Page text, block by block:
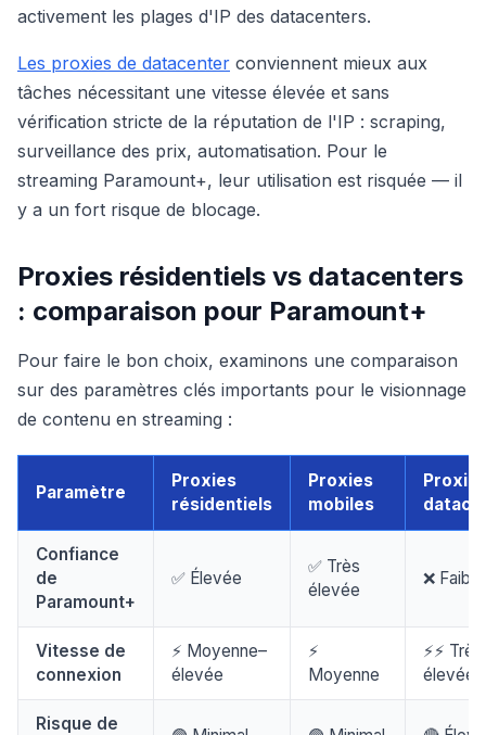
activement les plages d'IP des datacenters.
Les proxies de datacenter conviennent mieux aux
tâches nécessitant une vitesse élevée et sans
vérification stricte de la réputation de l'IP : scraping,
surveillance des prix, automatisation. Pour le
streaming Paramount+, leur utilisation est risquée — il
y a un fort risque de blocage.
Proxies résidentiels vs datacenters
: comparaison pour Paramount+
Pour faire le bon choix, examinons une comparaison
sur des paramètres clés importants pour le visionnage
de contenu en streaming :
Paramètre
Proxies
résidentiels
Proxies
mobiles
Confiance
de
Paramount+
✅ Élevée
✅ Très
élevée
❌ Faible
Vitesse de
connexion
⚡ Moyenne–
élevée
⚡
Moyenne
⚡⚡ Très
élevée
Risque de